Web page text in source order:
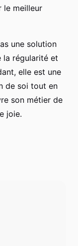
le meilleur
une solution
la régularité et
elle est une
de soi tout en
son métier de
joie.